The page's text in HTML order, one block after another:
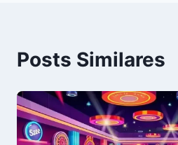
Posts Similares